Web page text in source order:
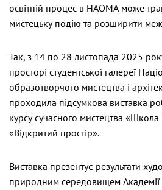
освітній процес в НАОМА може
мистецьку подію та розширити
Так, з 14 по 28 листопада 2025
просторі студентської галереї
образотворчого мистецтва і
проходила підсумкова виставка
курсу сучасного мистецтва
«Відкритий простір».
Виставка презентує результати
природним середовищем